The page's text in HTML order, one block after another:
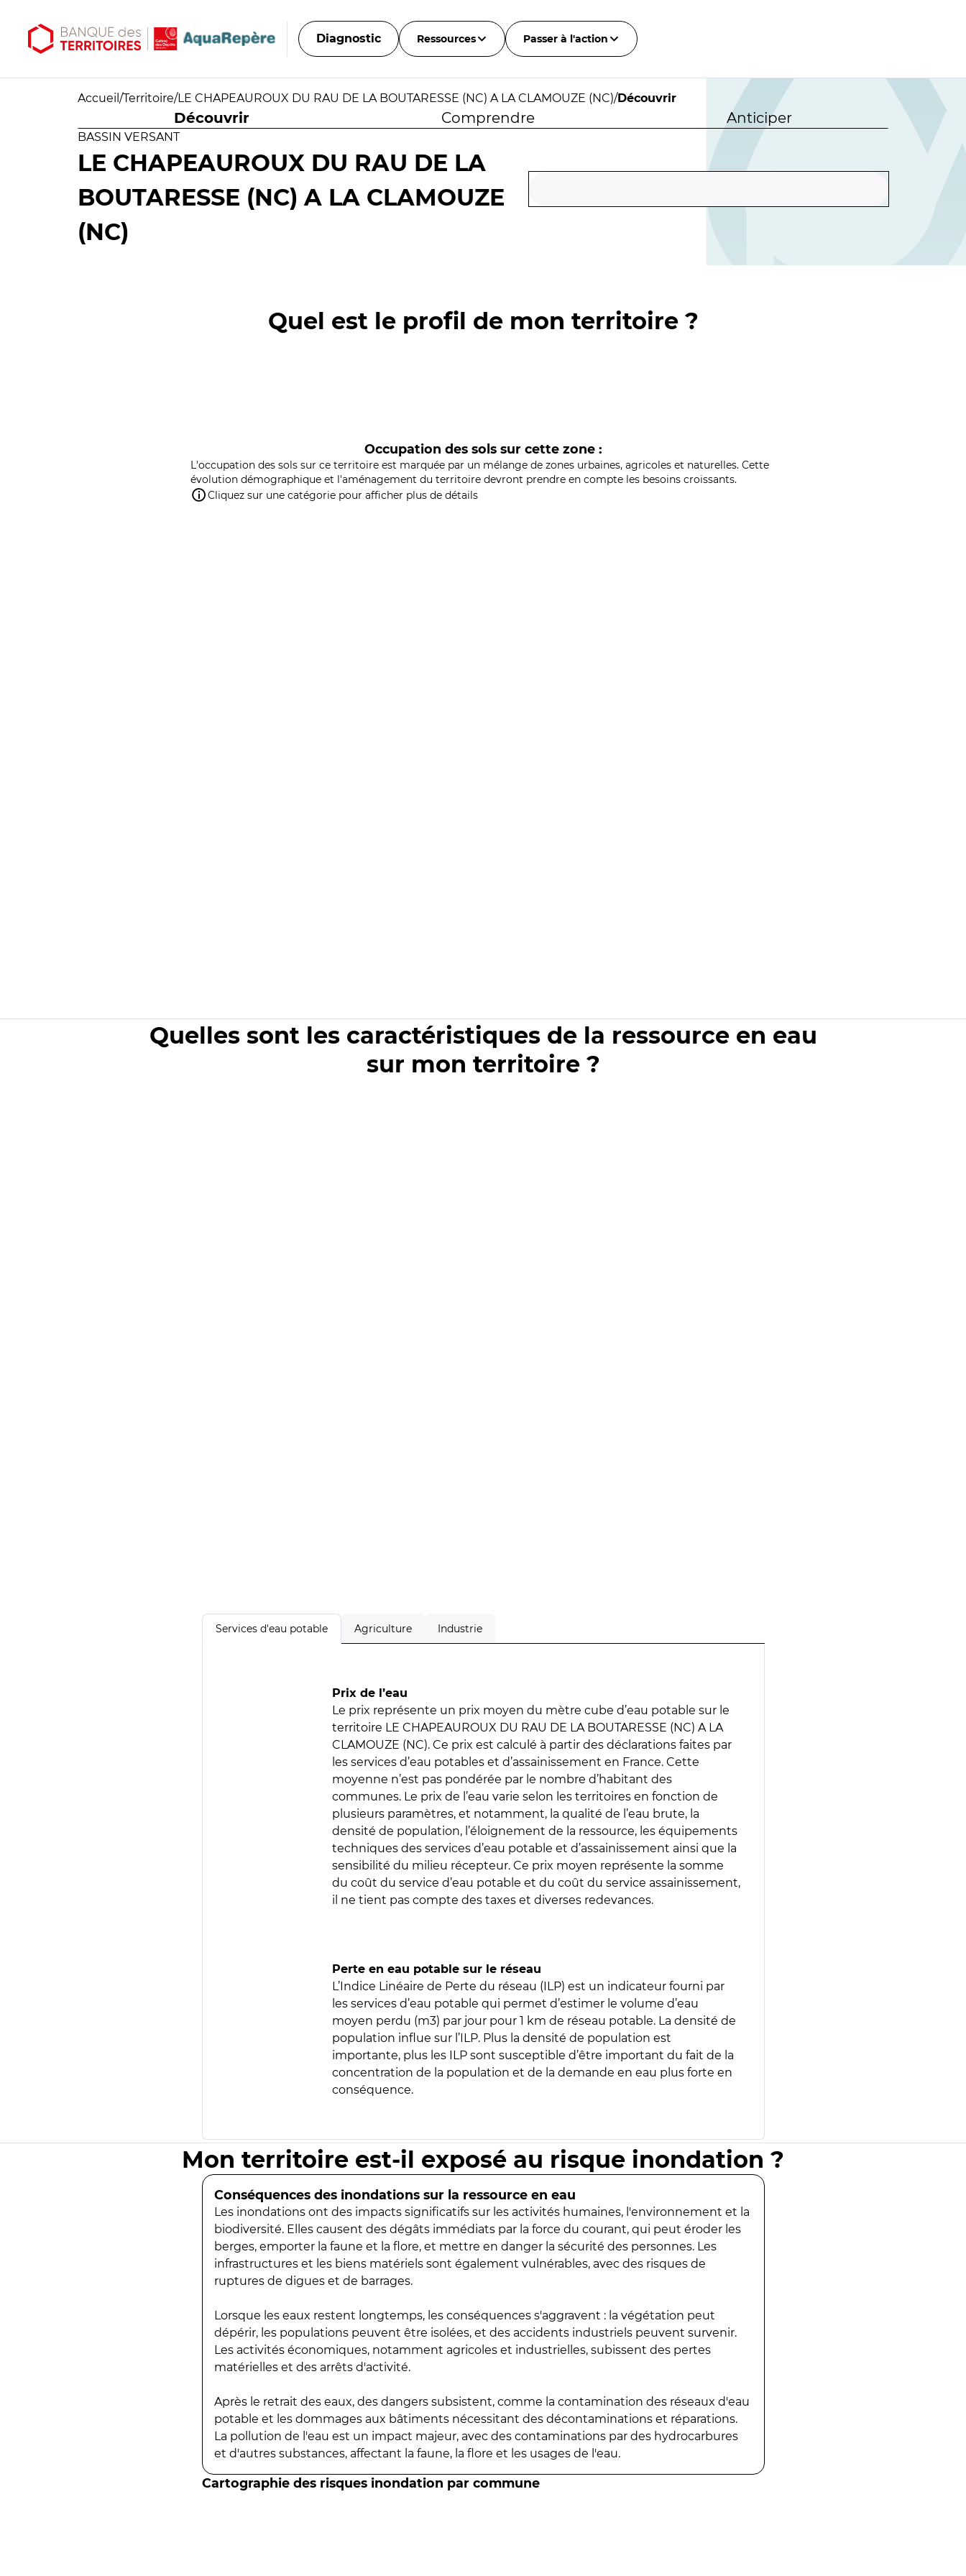
Diagnostic Ressources Passer à l'action
Accueil /Territoire/LE CHAPEAUROUX DU RAU DE LA BOUTARESSE (NC) A LA CLAMOUZE (NC)/Découvrir
Découvrir Comprendre Anticiper
BASSIN VERSANT
LE CHAPEAUROUX DU RAU DE LA
BOUTARESSE (NC) A LA CLAMOUZE
(NC)
Quel est le profil de mon territoire ?
Occupation des sols sur cette zone :
L'occupation des sols sur ce territoire est marquée par un mélange de zones urbaines, agricoles et naturelles. Cette
évolution démographique et l'aménagement du territoire devront prendre en compte les besoins croissants.
Cliquez sur une catégorie pour afficher plus de détails
Quelles sont les caractéristiques de la ressource en eau
sur mon territoire ?
Services d'eau potable Agriculture Industrie
Prix de l’eau
Le prix représente un prix moyen du mètre cube d’eau potable sur le
territoire LE CHAPEAUROUX DU RAU DE LA BOUTARESSE (NC) A LA
CLAMOUZE (NC). Ce prix est calculé à partir des déclarations faites par
les services d’eau potables et d’assainissement en France. Cette
moyenne n’est pas pondérée par le nombre d’habitant des
communes. Le prix de l’eau varie selon les territoires en fonction de
plusieurs paramètres, et notamment, la qualité de l’eau brute, la
densité de population, l’éloignement de la ressource, les équipements
techniques des services d’eau potable et d’assainissement ainsi que la
sensibilité du milieu récepteur. Ce prix moyen représente la somme
du coût du service d’eau potable et du coût du service assainissement,
il ne tient pas compte des taxes et diverses redevances.
Perte en eau potable sur le réseau
L’Indice Linéaire de Perte du réseau (ILP) est un indicateur fourni par
les services d’eau potable qui permet d’estimer le volume d’eau
moyen perdu (m3) par jour pour 1 km de réseau potable. La densité de
population influe sur l’ILP. Plus la densité de population est
importante, plus les ILP sont susceptible d’être important du fait de la
concentration de la population et de la demande en eau plus forte en
conséquence.
Mon territoire est-il exposé au risque inondation ?
Conséquences des inondations sur la ressource en eau
Les inondations ont des impacts significatifs sur les activités humaines, l'environnement et la
biodiversité. Elles causent des dégâts immédiats par la force du courant, qui peut éroder les
berges, emporter la faune et la flore, et mettre en danger la sécurité des personnes. Les
infrastructures et les biens matériels sont également vulnérables, avec des risques de
ruptures de digues et de barrages.
Lorsque les eaux restent longtemps, les conséquences s'aggravent : la végétation peut
dépérir, les populations peuvent être isolées, et des accidents industriels peuvent survenir.
Les activités économiques, notamment agricoles et industrielles, subissent des pertes
matérielles et des arrêts d'activité.
Après le retrait des eaux, des dangers subsistent, comme la contamination des réseaux d'eau
potable et les dommages aux bâtiments nécessitant des décontaminations et réparations.
La pollution de l'eau est un impact majeur, avec des contaminations par des hydrocarbures
et d'autres substances, affectant la faune, la flore et les usages de l'eau.
Cartographie des risques inondation par commune